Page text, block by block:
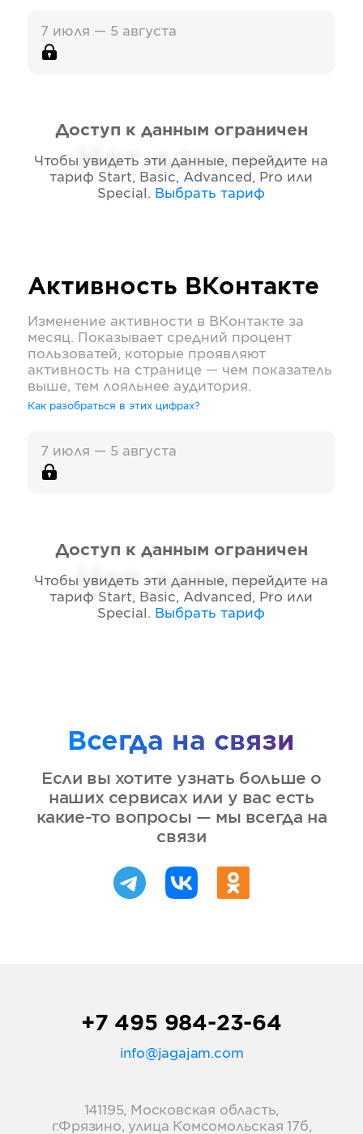
7 июля — 5 августа
Нет данных
Доступ к данным ограничен
Чтобы увидеть эти данные, перейдите на
тариф Start, Basic, Advanced, Pro или
Special . Выбрать тариф
Активность ВКонтакте
Изменение активности в ВКонтакте за
месяц. Показывает средний процент
пользоватей, которые проявляют
активность на странице — чем показатель
выше, тем лояльнее аудитория.
Как разобраться в этих цифрах?
7 июля — 5 августа
Нет данных
Доступ к данным ограничен
Чтобы увидеть эти данные, перейдите на
тариф Start, Basic, Advanced, Pro или
Special . Выбрать тариф
Всегда на связи
Если вы хотите узнать больше о
наших сервисах или у вас есть
какие-то вопросы — мы всегда на
связи
+7 495 984-23-64
info@jagajam.com
141195, Московская область,
г.Фрязино, улица Комсомольская 17б,